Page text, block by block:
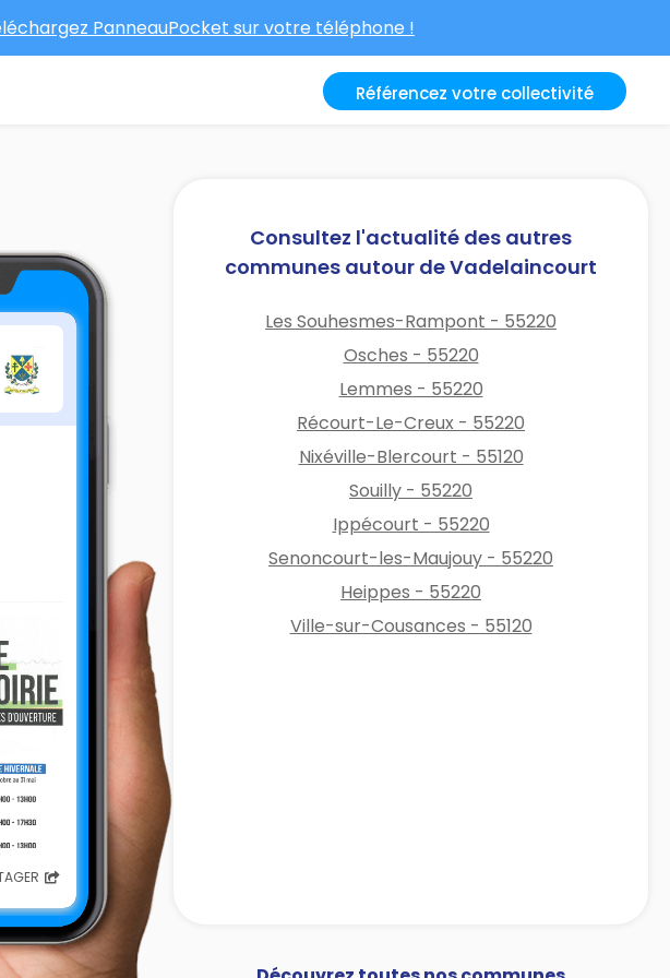
PanneauPocket sur votre téléphone !
Référencez votre collectivité
Consultez l'actualité des autres
communes autour de Vadelaincourt
Les Souhesmes-Rampont - 55220
Osches - 55220
Lemmes - 55220
Récourt-Le-Creux - 55220
Nixéville-Blercourt - 55120
Souilly - 55220
Ippécourt - 55220
Senoncourt-les-Maujouy - 55220
Heippes - 55220
Ville-sur-Cousances - 55120